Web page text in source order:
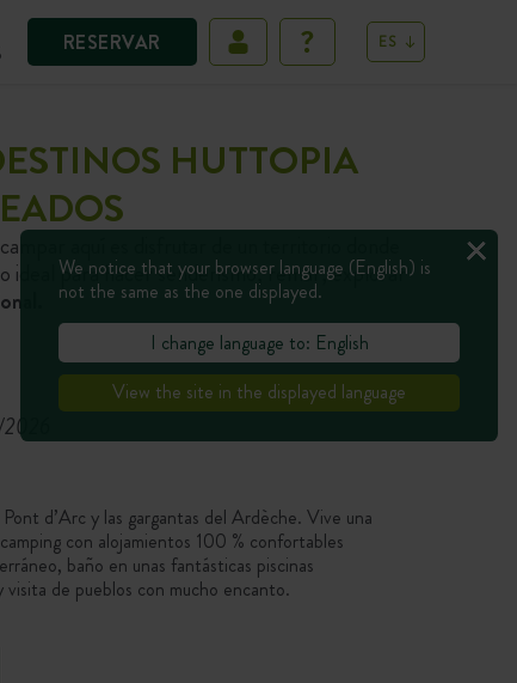
RESERVAR ES
HUTTOPIA
aquí es disfrutar de un territorio donde
ideal para hacer senderismo, remar, explorar
d’Arc y las gargantas del Ardèche. Vive una
con alojamientos 100 % confortables
baño en unas fantásticas piscinas
de pueblos con mucho encanto.
We notice that your browser language (English) is
not the same as the one displayed.
I change language to: English
View the site in the displayed language